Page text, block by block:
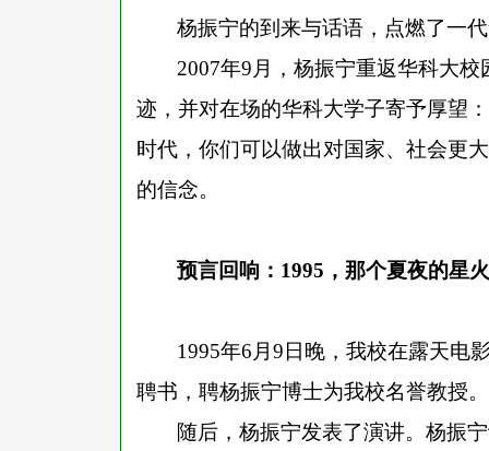
杨振宁的到来与话语，点燃了一
2007年9月，杨振宁重返华科大
迹，并对在场的华科大学子寄予厚望
时代，你们可以做出对国家、社会更
的信念。
预言回响： 1995，那个夏夜的星
1995年6月9日晚，我校在露天电
聘书，聘杨振宁博士为我校名誉教授。
随后，杨振宁发表了演讲。杨振